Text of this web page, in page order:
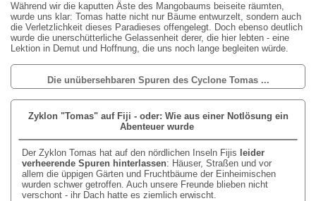
Während wir die kaputten Äste des Mangobaums beiseite räumten,
wurde uns klar: Tomas hatte nicht nur Bäume entwurzelt, sondern auch
die Verletzlichkeit dieses Paradieses offengelegt. Doch ebenso deutlich
wurde die unerschütterliche Gelassenheit derer, die hier lebten - eine
Lektion in Demut und Hoffnung, die uns noch lange begleiten würde.
Die unübersehbaren Spuren des Cyclone Tomas ...
Zyklon "Tomas" auf Fiji - oder: Wie aus einer Notlösung ein
Abenteuer wurde
Der Zyklon Tomas hat auf den nördlichen Inseln Fijis leider
verheerende Spuren hinterlassen: Häuser, Straßen und vor
allem die üppigen Gärten und Fruchtbäume der Einheimischen
wurden schwer getroffen. Auch unsere Freunde blieben nicht
verschont - ihr Dach hatte es ziemlich erwischt.